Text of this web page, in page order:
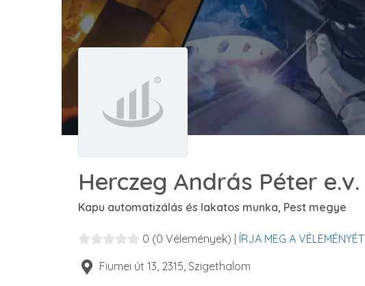
Herczeg András Péter e.v.
Kapu automatizálás és lakatos munka, Pest megye
0 (0 Vélemények)
ÍRJA MEG A VÉLEMÉNYÉT
Fiumei út 13, 2315, Szigethalom